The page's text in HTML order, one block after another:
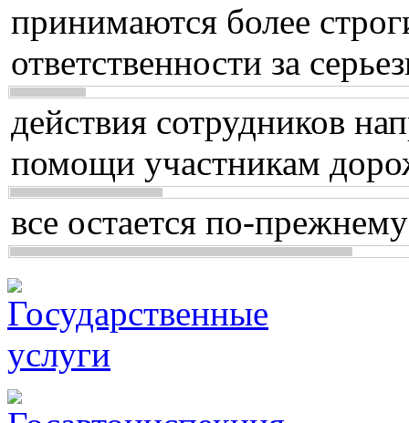
принимаются более
ответственности за
действия сотрудников
помощи участникам
все остается по-